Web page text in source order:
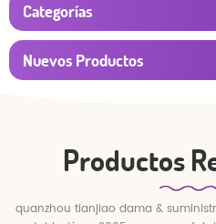
Categorías
Nuevos Productos
Productos
quanzhou tianjiao dama &